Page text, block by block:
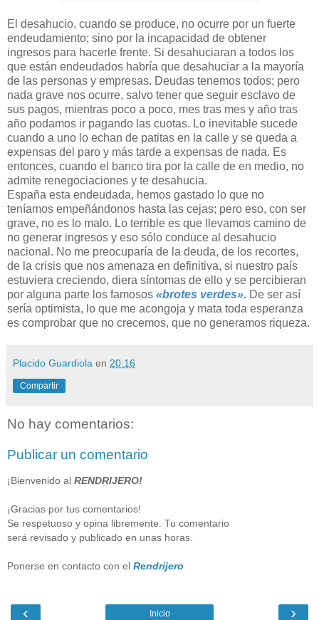
El desahucio, cuando se produce, no ocurre por un fuerte
endeudamiento; sino por la incapacidad de obtener
ingresos para hacerle frente. Si desahuciaran a todos los
que están endeudados habría que desahuciar a la mayoría
de las personas y empresas. Deudas tenemos todos; pero
nada grave nos ocurre, salvo tener que seguir esclavo de
sus pagos, mientras poco a poco, mes tras mes y año tras
año podamos ir pagando las cuotas. Lo inevitable sucede
cuando a uno lo echan de patitas en la calle y se queda a
expensas del paro y más tarde a expensas de nada. Es
entonces, cuando el banco tira por la calle de en medio, no
admite renegociaciones y te desahucia.
España esta endeudada, hemos gastado lo que no
teníamos empeñándonos hasta las cejas; pero eso, con ser
grave, no es lo malo. Lo terrible es que llevamos camino de
no generar ingresos y eso sólo conduce al desahucio
nacional. No me preocuparía de la deuda, de los recortes,
de la crisis que nos amenaza en definitiva, si nuestro país
estuviera creciendo, diera síntomas de ello y se percibieran
por alguna parte los famosos «brotes verdes». De ser así
sería optimista, lo que me acongoja y mata toda esperanza
es comprobar que no crecemos, que no generamos riqueza.
Placido Guardiola en 20:16
Compartir
No hay comentarios:
Publicar un comentario
¡Bienvenido al RENDRIJERO!
¡Gracias por tus comentarios!
Se respetuoso y opina libremente. Tu comentario
será revisado y publicado en unas horas.
Ponerse en contacto con el Rendrijero
‹ ›
Inicio